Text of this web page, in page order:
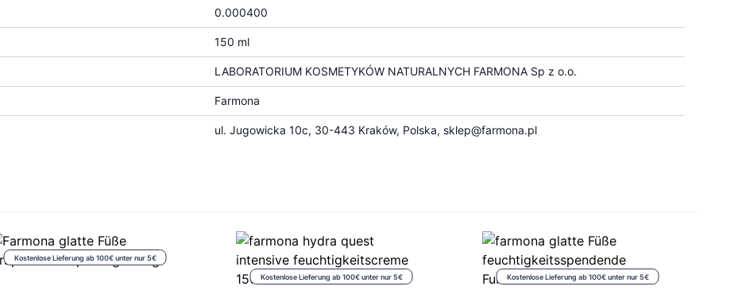
0.000400
150 ml
LABORATORIUM KOSMETYKÓW NATURALNYCH FARMONA Sp z o.o.
Farmona
ul. Jugowicka 10c, 30-443 Kraków, Polska, sklep@farmona.pl
Kostenlose Lieferung ab 100€ unter nur 5€
Kostenlose Lieferung ab 100€ unter nur 5€ Kostenlose Lieferung ab 100€ unter nur 5€